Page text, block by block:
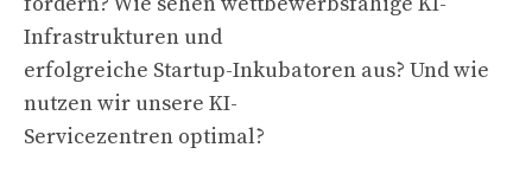
Infrastrukturen und
erfolgreiche Startup-Inkubatoren aus? Und wie
nutzen wir unsere KI-
Servicezentren optimal?